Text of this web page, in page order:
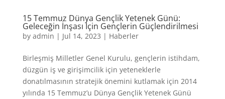
15 Temmuz Dünya Gençlik Yetenek Günü:
Geleceğin İnşası İçin Gençlerin Güçlendirilmesi
by admin | Jul 14, 2023 | Haberler
Birleşmiş Milletler Genel Kurulu, gençlerin istihdam,
düzgün iş ve girişimcilik için yeteneklerle
donatılmasının stratejik önemini kutlamak için 2014
yılında 15 Temmuz’u Dünya Gençlik Yetenek Günü